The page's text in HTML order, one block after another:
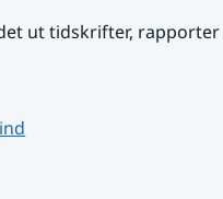
ut tidskrifter, rapporter